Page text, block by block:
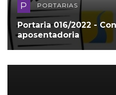
P PORTARIAS
Portaria 016/2022 -
aposentadoria